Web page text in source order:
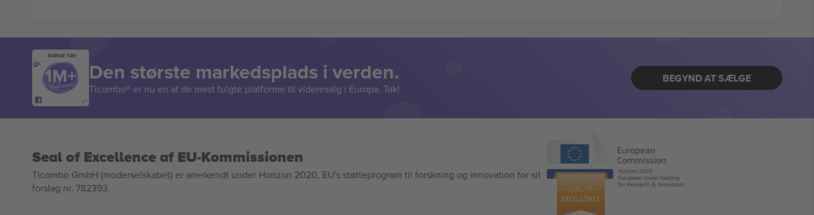
MANGE TAK!
Den største markedsplads i verden.
Ticombo® er nu en af de mest fulgte platforme til videresalg i Europa. Tak!
BEGYND AT SÆLGE
Seal of Excellence af EU-Kommissionen
Ticombo GmbH (moderselskabet) er anerkendt under Horizon 2020, EU's støtteprogram til forskning og innovation for sit
forslag nr. 782393.